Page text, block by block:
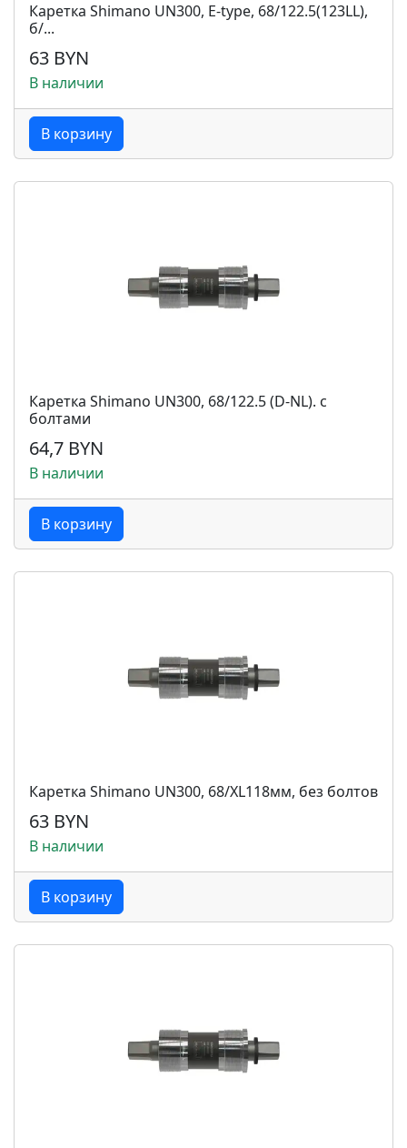
Каретка Shimano UN300, E-type, 68/122.5(123LL),
б/...
63 BYN
В наличии
В корзину
Каретка Shimano UN300, 68/122.5 (D-NL). с
болтами
64,7 BYN
В наличии
В корзину
Каретка Shimano UN300, 68/XL118мм, без болтов
63 BYN
В наличии
В корзину